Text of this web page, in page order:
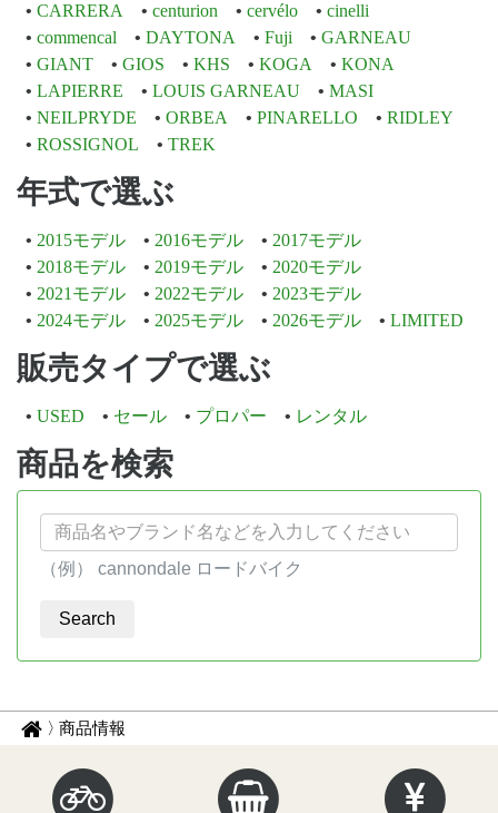
CARRERA
centurion cervélo
cinelli
commencal
DAYTONA Fuji
GARNEAU
GIANT
GIOS KHS KOGA
KONA
LAPIERRE
LOUIS GARNEAU
MASI
NEILPRYDE
ORBEA PINARELLO
RIDLEY
ROSSIGNOL
TREK
年式で選ぶ
2015モデル 2016モデル
2017モデル
2018モデル
2019モデル
2020モデル
2021モデル
2022モデル
2023モデル
2024モデル
2025モデル 2026モデル LIMITED
販売タイプで選ぶ
USED セール プロパー レンタル
商品を検索
（例） cannondale ロードバイク
パ サ
ク
ル
商品情報